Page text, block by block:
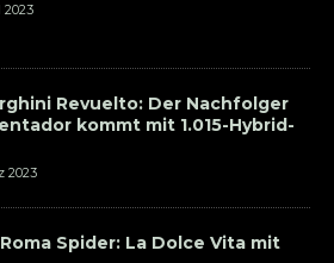
2023
Revuelto: Der Nachfolger
kommt mit 1.015-Hybrid-
2023
Spider: La Dolce Vita mit